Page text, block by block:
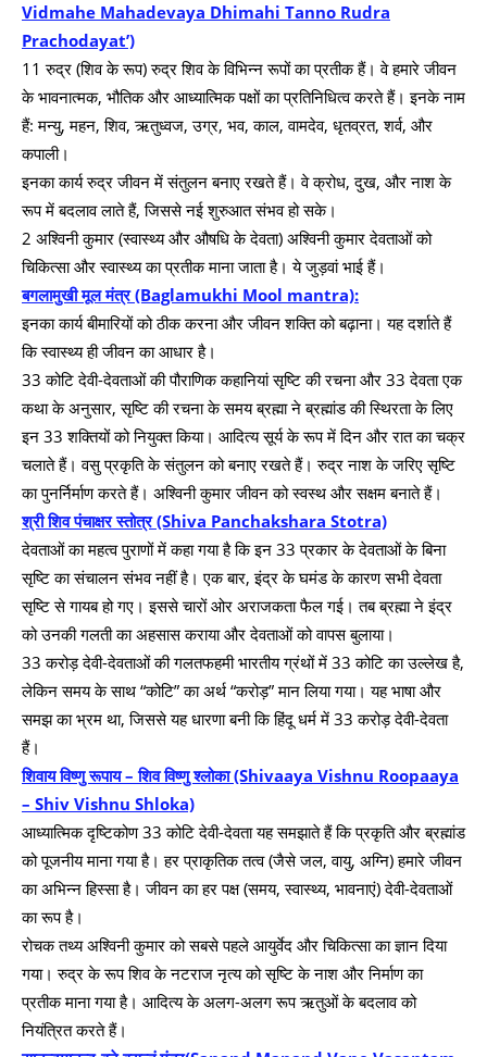
Vidmahe Mahadevaya Dhimahi Tanno Rudra
Prachodayat’)
11 रुद्र (शिव के रूप) रुद्र शिव के विभिन्न रूपों का प्रतीक हैं। वे हमारे जीवन
के भावनात्मक, भौतिक और आध्यात्मिक पक्षों का प्रतिनिधित्व करते हैं। इनके नाम
हैं: मन्यु, महन, शिव, ऋतुध्वज, उग्र, भव, काल, वामदेव, धृतव्रत, शर्व, और
कपाली।
इनका कार्य रुद्र जीवन में संतुलन बनाए रखते हैं। वे क्रोध, दुख, और नाश के
रूप में बदलाव लाते हैं, जिससे नई शुरुआत संभव हो सके।
2 अश्विनी कुमार (स्वास्थ्य और औषधि के देवता) अश्विनी कुमार देवताओं को
चिकित्सा और स्वास्थ्य का प्रतीक माना जाता है। ये जुड़वां भाई हैं।
बगलामुखी मूल मंत्र (Baglamukhi Mool mantra):
इनका कार्य बीमारियों को ठीक करना और जीवन शक्ति को बढ़ाना। यह दर्शाते हैं
कि स्वास्थ्य ही जीवन का आधार है।
33 कोटि देवी-देवताओं की पौराणिक कहानियां सृष्टि की रचना और 33 देवता एक
कथा के अनुसार, सृष्टि की रचना के समय ब्रह्मा ने ब्रह्मांड की स्थिरता के लिए
इन 33 शक्तियों को नियुक्त किया। आदित्य सूर्य के रूप में दिन और रात का चक्र
चलाते हैं। वसु प्रकृति के संतुलन को बनाए रखते हैं। रुद्र नाश के जरिए सृष्टि
का पुनर्निर्माण करते हैं। अश्विनी कुमार जीवन को स्वस्थ और सक्षम बनाते हैं।
श्री शिव पंचाक्षर स्तोत्र (Shiva Panchakshara Stotra)
देवताओं का महत्व पुराणों में कहा गया है कि इन 33 प्रकार के देवताओं के बिना
सृष्टि का संचालन संभव नहीं है। एक बार, इंद्र के घमंड के कारण सभी देवता
सृष्टि से गायब हो गए। इससे चारों ओर अराजकता फैल गई। तब ब्रह्मा ने इंद्र
को उनकी गलती का अहसास कराया और देवताओं को वापस बुलाया।
33 करोड़ देवी-देवताओं की गलतफहमी भारतीय ग्रंथों में 33 कोटि का उल्लेख है,
लेकिन समय के साथ “कोटि” का अर्थ “करोड़” मान लिया गया। यह भाषा और
समझ का भ्रम था, जिससे यह धारणा बनी कि हिंदू धर्म में 33 करोड़ देवी-देवता
हैं।
शिवाय विष्णु रूपाय – शिव विष्णु श्लोका (Shivaaya Vishnu Roopaaya
– Shiv Vishnu Shloka)
आध्यात्मिक दृष्टिकोण 33 कोटि देवी-देवता यह समझाते हैं कि प्रकृति और ब्रह्मांड
को पूजनीय माना गया है। हर प्राकृतिक तत्व (जैसे जल, वायु, अग्नि) हमारे जीवन
का अभिन्न हिस्सा है। जीवन का हर पक्ष (समय, स्वास्थ्य, भावनाएं) देवी-देवताओं
का रूप है।
रोचक तथ्य अश्विनी कुमार को सबसे पहले आयुर्वेद और चिकित्सा का ज्ञान दिया
गया। रुद्र के रूप शिव के नटराज नृत्य को सृष्टि के नाश और निर्माण का
प्रतीक माना गया है। आदित्य के अलग-अलग रूप ऋतुओं के बदलाव को
नियंत्रित करते हैं।